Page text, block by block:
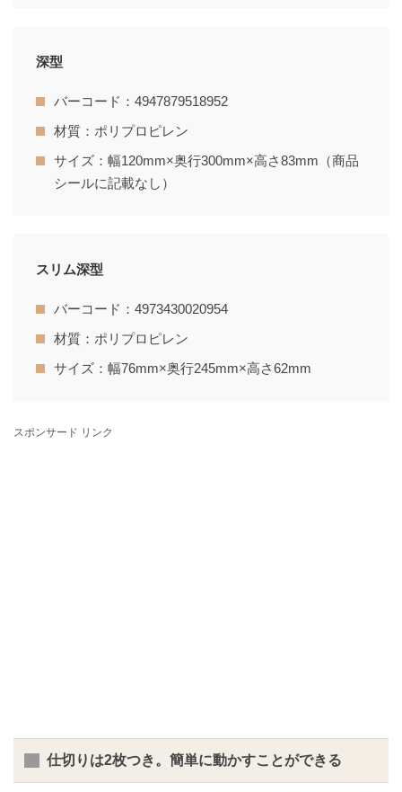
深型
バーコード：4947879518952
材質：ポリプロピレン
サイズ：幅120mm×奥行300mm×高さ83mm（商品
シールに記載なし）
スリム深型
バーコード：4973430020954
材質：ポリプロピレン
サイズ：幅76mm×奥行245mm×高さ62mm
スポンサード リンク
仕切りは2枚つき。簡単に動かすことができる